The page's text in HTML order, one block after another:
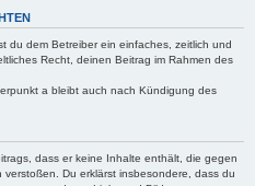
du dem Betreiber ein einfaches, zeitlich und
Recht, deinen Beitrag im Rahmen des
a bleibt auch nach Kündigung des
dass er keine Inhalte enthält, die gegen
Du erklärst insbesondere, dass du